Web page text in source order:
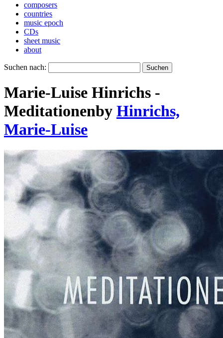
composers
countries
music epoch
CDs
sheet music
about
Suchen nach:
Marie-Luise Hinrichs -
Meditationenby Hinrichs,
Marie-Luise